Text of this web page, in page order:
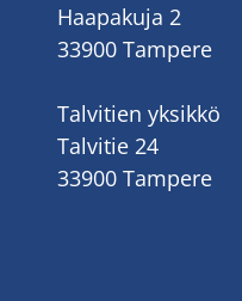
Haapakuja 2
33900 Tampere
Talvitien yksikkö
Talvitie 24
33900 Tampere